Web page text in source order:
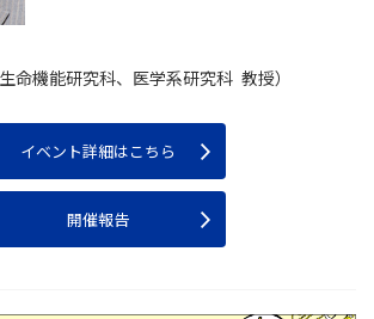
命機能研究科、医学系研究科 教授）
イベント詳細はこちら
開催報告